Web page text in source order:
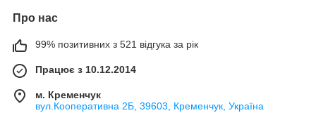
Про нас
99% позитивних з 521 відгука за рік
Працює з 10.12.2014
м. Кременчук
вул.Кооперативна 2Б, 39603, Кременчук, Україна